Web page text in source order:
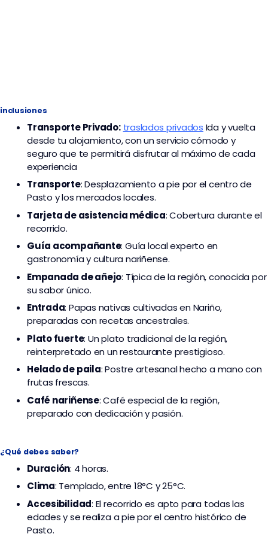
inclusiones
TransportePrivado: traslados privados Ida y vuelta
desde tu alojamiento, con un servicio cómodo y
seguro que te permitirá disfrutar al máximo de cada
experiencia
Transporte: Desplazamiento a pie por el centro de
Pasto y los mercados locales.
Tarjeta de asistencia médica: Cobertura durante el
recorrido.
Guía acompañante: Guía local experto en
gastronomía y cultura nariñense.
Empanada de añejo: Típica de la región, conocida por
su sabor único.
Entrada: Papas nativas cultivadas en Nariño,
preparadas con recetas ancestrales.
Plato fuerte: Un plato tradicional de la región,
reinterpretado en un restaurante prestigioso.
Helado de paila: Postre artesanal hecho a mano con
frutas frescas.
Café nariñense: Café especial de la región,
preparado con dedicación y pasión.
¿Qué debes saber?
Duración: 4 horas.
Clima: Templado, entre 18°C y 25°C.
Accesibilidad: El recorrido es apto para todas las
edades y se realiza a pie por el centro histórico de
Pasto.